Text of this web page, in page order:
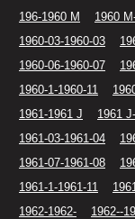
196-1960 M
1960
1960-03-1960-03
1960-06-1960-07
1960-1-1960-11
1961-1961 J
1961
1961-03-1961-04
1961-07-1961-08
1961-1-1961-11
1962-1962-
1962--